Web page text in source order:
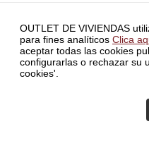
ATENCIÓN DE
SIMULADOR HIPOTECA
COMISIONES
POLÍTICA DE
COMISIONES
ÚLTIMAS
OUTLET DE VIVIENDAS
para fines analíticos Clica
aceptar todas las cookies
configurarlas o rechazar su
cookies'.